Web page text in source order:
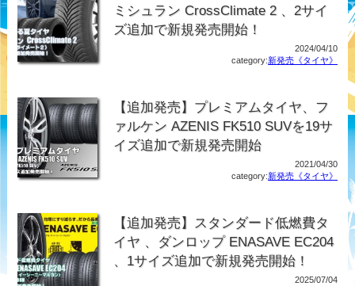
ミシュラン CrossClimate 2 、2サイ
ズ追加で新規発売開始！
2024/04/10
category:新発売《タイヤ》
【追加発売】プレミアムタイヤ、フ
ァルケン AZENIS FK510 SUVを19サ
イズ追加で新規発売開始
2021/04/30
category:新発売《タイヤ》
【追加発売】スタンダード低燃費タ
イヤ 、ダンロップ ENASAVE EC204
、1サイズ追加で新規発売開始！
2025/07/04